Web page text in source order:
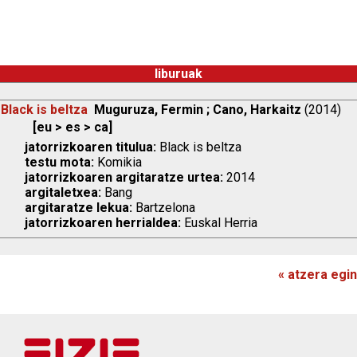
liburuak
Black is beltza Muguruza, Fermin ; Cano, Harkaitz (2014)
[eu > es > ca]
jatorrizkoaren titulua: Black is beltza
testu mota: Komikia
jatorrizkoaren argitaratze urtea: 2014
argitaletxea: Bang
argitaratze lekua: Bartzelona
jatorrizkoaren herrialdea: Euskal Herria
« atzera egin